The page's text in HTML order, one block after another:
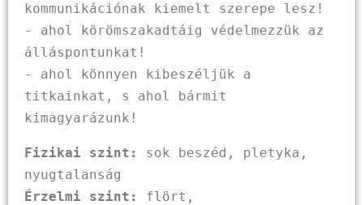
kommunikációnak kiemelt szerepe lesz!
- ahol körömszakadtáig védelmezzük az
álláspontunkat!
- ahol könnyen kibeszéljük a
titkainkat, s ahol bármit
kimagyarázunk!
Fizikai szint:
sok beszéd, pletyka,
Érzelmi szint:
flört,